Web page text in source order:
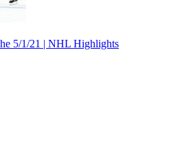
5/1/21 | NHL Highlights